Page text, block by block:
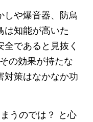
しや爆音器、防鳥
は知能が高いた
であると見抜く
の効果が持たな
対策はなかなか功
うのでは？ と心